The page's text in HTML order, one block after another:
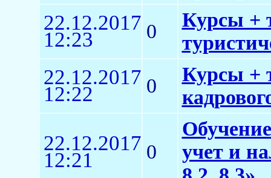
22.12.2017
12:23 0
Курсы +
22.12.2017
12:22 0
Курсы +
22.12.2017
12:21 0
учет и